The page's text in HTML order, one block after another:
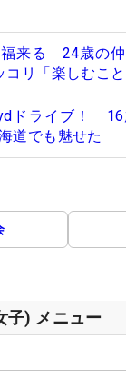
来る 24歳の仲
コリ「楽しむこと
ドライブ！ 16
道でも魅せた
子) メニュー